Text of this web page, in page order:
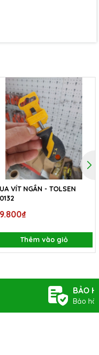
VÍT NGẮN - TOLSEN
Thêm vào giỏ
BẢO
Bảo